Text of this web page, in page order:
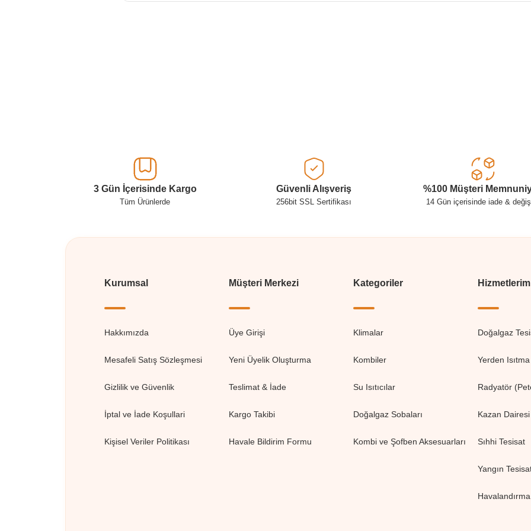
3 Gün İçerisinde Kargo
Tüm Ürünlerde
Güvenli Alışveriş
256bit SSL Sertifikası
%100 Müşteri
14 Gün içerisinde iade &
Kurumsal
Hakkımızda
Mesafeli Satış Sözleşmesi
Gizlilik ve Güvenlik
İptal ve İade Koşullari
Kişisel Veriler Politikası
Müşteri Merkezi
Üye Girişi
Yeni Üyelik Oluşturma
Teslimat & İade
Kargo Takibi
Havale Bildirim Formu
Kategoriler
Klimalar
Kombiler
Su Isıtıcılar
Doğalgaz Sobaları
Kombi ve Şofben Aksesuarları
Doğalgaz
Yerden Isıtma
Radyatör
Kazan Dairesi
Sıhhi Tesisat
Yangın